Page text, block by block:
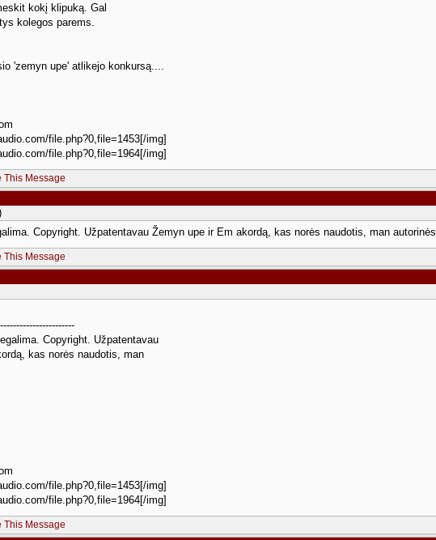
kokį klipuką. Gal
kolegos parems.
'zemyn upe' atlikejo konkursą....
file.php?0,file=1453[/img]
file.php?0,file=1964[/img]
This Message
Copyright. Užpatentavau Žemyn upe ir Em akordą, kas norės naudotis, man autorinės.
This Message
Copyright. Užpatentavau
kas norės naudotis, man
file.php?0,file=1453[/img]
file.php?0,file=1964[/img]
This Message